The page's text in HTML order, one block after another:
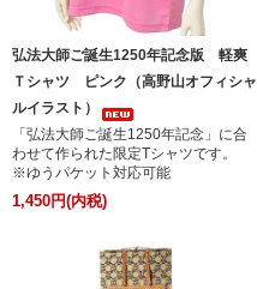
弘法大師ご誕生1250年記念版 軽爽
Ｔシャツ ピンク（高野山オフィシャ
ルイラスト）
「弘法大師ご誕生1250年記念」に合
わせて作られた限定Tシャツです。
※ゆうパケット対応可能
1,450円(内税)